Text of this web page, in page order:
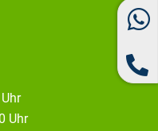
Uhr